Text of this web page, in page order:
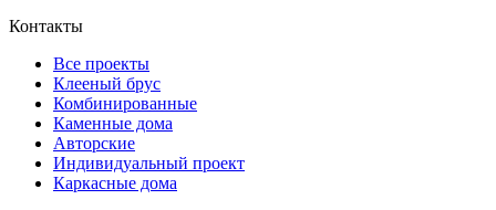
Контакты
Все проекты
Клееный брус
Комбинированные
Каменные дома
Авторские
Индивидуальный проект
Каркасные дома